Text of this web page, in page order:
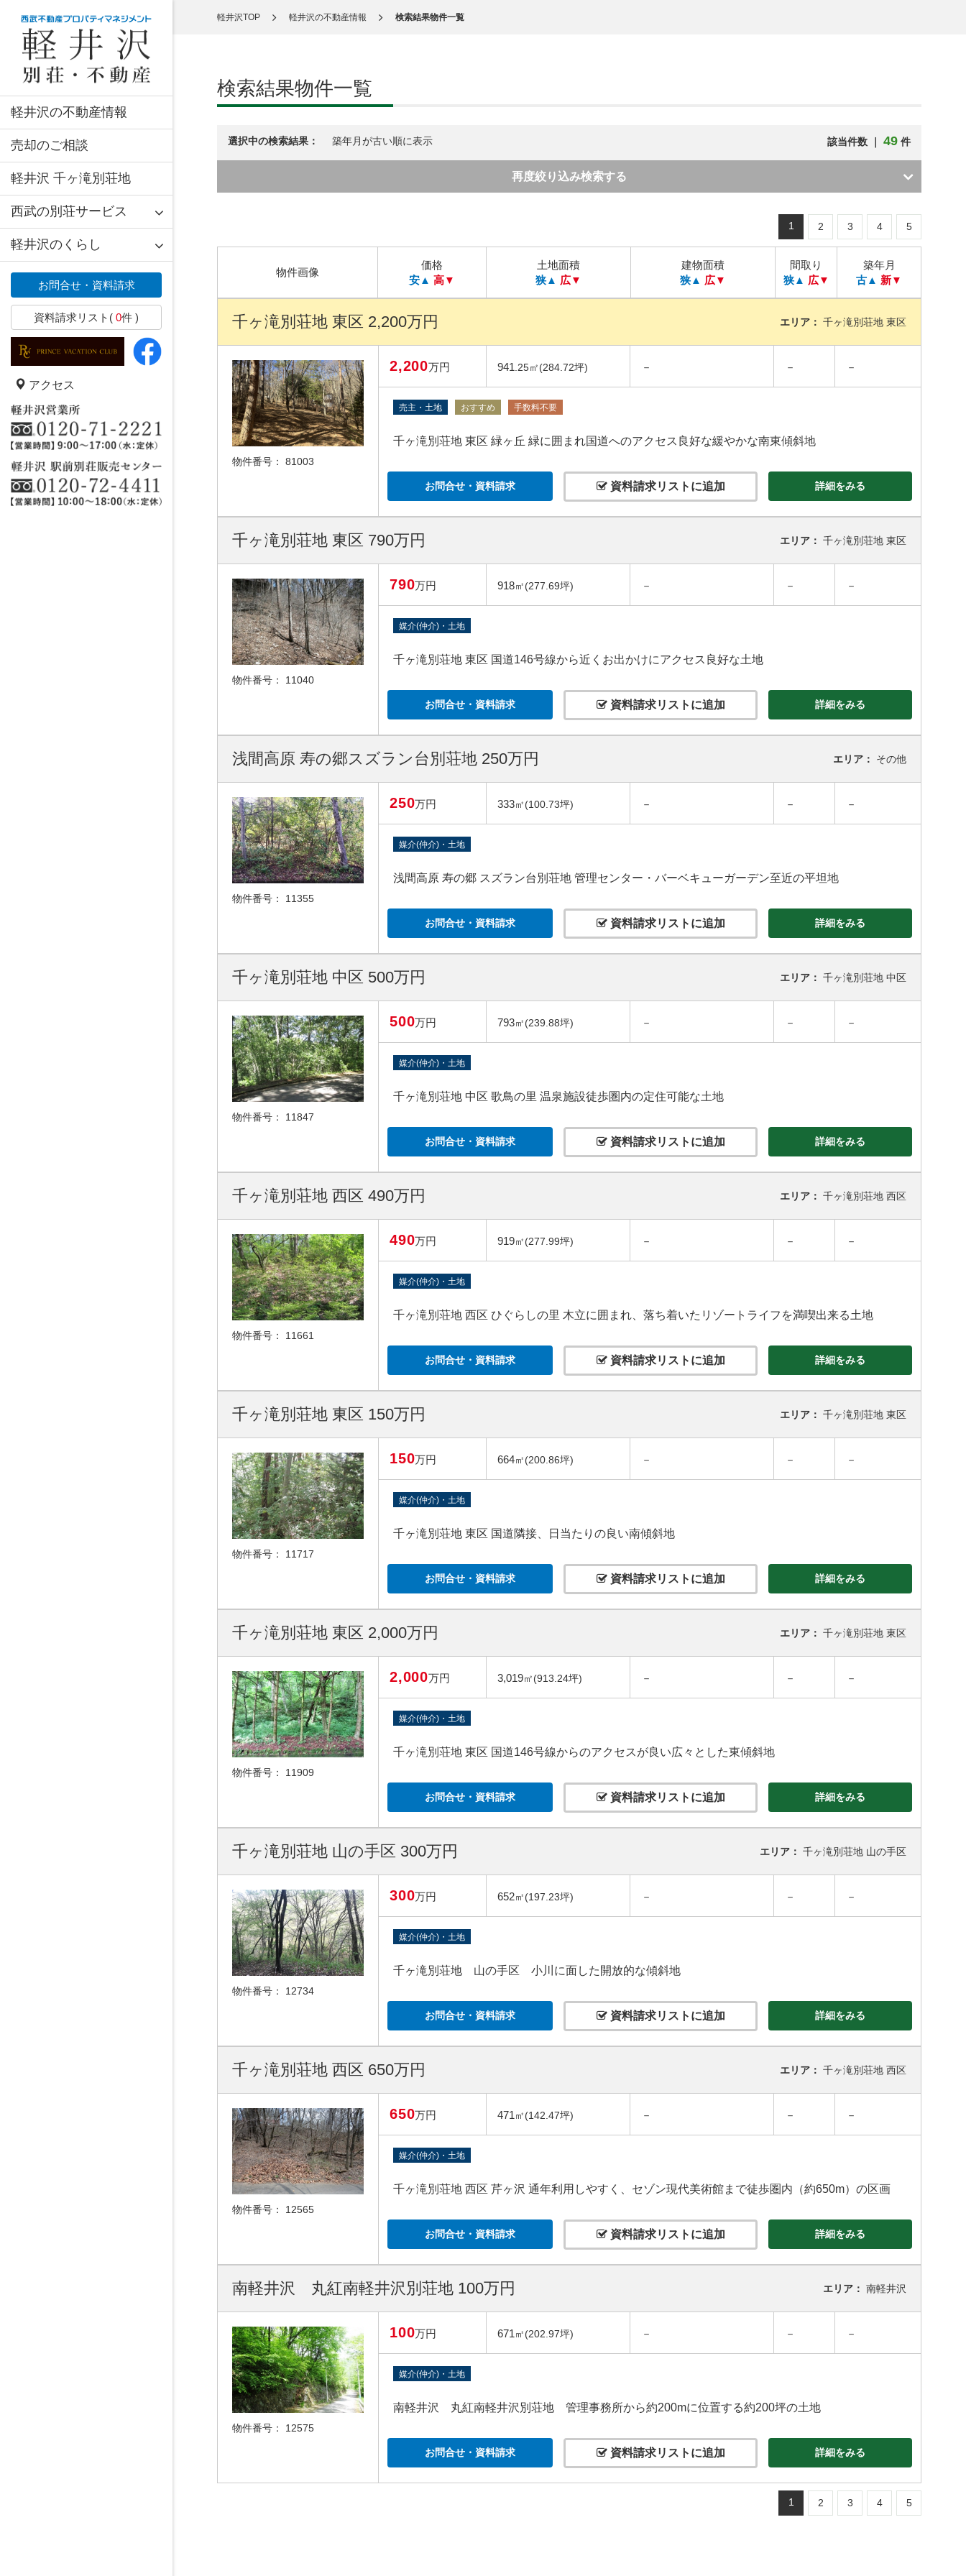
軽井沢の不動産情報
売却のご相談
軽井沢 千ヶ滝別荘地
西武の別荘サービス
軽井沢のくらし
お問合せ・資料請求
資料請求リスト( 0件 )
アクセス
軽井沢TOP 軽井沢の不動産情報 検索結果物件一覧
検索結果物件一覧
選択中の検索結果： 築年月が古い順に表示 該当件数 ｜ 49件
再度絞り込み検索する
1 2 3 4 5
物件画像
価格
安▲ 高▼
土地面積
狭▲ 広▼
建物面積
狭▲ 広▼
間取り
狭▲ 広▼
築年月
古▲ 新▼
千ヶ滝別荘地 東区 2,200万円 エリア： 千ヶ滝別荘地 東区
物件番号： 81003
2,200万円 941 .25㎡(284.72坪) － － －
売主・土地 おすすめ 手数料不要
千ヶ滝別荘地 東区 緑ヶ丘 緑に囲まれ国道へのアクセス良好な緩やかな南東傾斜地
お問合せ・資料請求 資料請求リストに追加 詳細をみる
千ヶ滝別荘地 東区 790万円 エリア： 千ヶ滝別荘地 東区
物件番号： 11040
790万円 918㎡(277.69坪) － － －
媒介(仲介)・土地
千ヶ滝別荘地 東区 国道146号線から近くお出かけにアクセス良好な土地
お問合せ・資料請求 資料請求リストに追加 詳細をみる
浅間高原 寿の郷スズラン台別荘地 250万円 エリア： その他
物件番号： 11355
250万円 333㎡(100.73坪) － － －
媒介(仲介)・土地
浅間高原 寿の郷 スズラン台別荘地 管理センター・バーベキューガーデン至近の平坦地
お問合せ・資料請求 資料請求リストに追加 詳細をみる
千ヶ滝別荘地 中区 500万円 エリア： 千ヶ滝別荘地 中区
物件番号： 11847
500万円 793㎡(239.88坪) － － －
媒介(仲介)・土地
千ヶ滝別荘地 中区 歌鳥の里 温泉施設徒歩圏内の定住可能な土地
お問合せ・資料請求 資料請求リストに追加 詳細をみる
千ヶ滝別荘地 西区 490万円 エリア： 千ヶ滝別荘地 西区
物件番号： 11661
490万円 919㎡(277.99坪) － － －
媒介(仲介)・土地
千ヶ滝別荘地 西区 ひぐらしの里 木立に囲まれ、落ち着いたリゾートライフを満喫出来る土地
お問合せ・資料請求 資料請求リストに追加 詳細をみる
千ヶ滝別荘地 東区 150万円 エリア： 千ヶ滝別荘地 東区
物件番号： 11717
150万円 664㎡(200.86坪) － － －
媒介(仲介)・土地
千ヶ滝別荘地 東区 国道隣接、日当たりの良い南傾斜地
お問合せ・資料請求 資料請求リストに追加 詳細をみる
千ヶ滝別荘地 東区 2,000万円 エリア： 千ヶ滝別荘地 東区
物件番号： 11909
2,000万円 3,019㎡(913.24坪) － － －
媒介(仲介)・土地
千ヶ滝別荘地 東区 国道146号線からのアクセスが良い広々とした東傾斜地
お問合せ・資料請求 資料請求リストに追加 詳細をみる
千ヶ滝別荘地 山の手区 300万円 エリア： 千ヶ滝別荘地 山の手区
物件番号： 12734
300万円 652㎡(197.23坪) － － －
媒介(仲介)・土地
千ヶ滝別荘地 山の手区 小川に面した開放的な傾斜地
お問合せ・資料請求 資料請求リストに追加 詳細をみる
千ヶ滝別荘地 西区 650万円 エリア： 千ヶ滝別荘地 西区
物件番号： 12565
650万円 471㎡(142.47坪) － － －
媒介(仲介)・土地
千ヶ滝別荘地 西区 芹ヶ沢 通年利用しやすく、セゾン現代美術館まで徒歩圏内（約650m）の区画
お問合せ・資料請求 資料請求リストに追加 詳細をみる
南軽井沢 丸紅南軽井沢別荘地 100万円 エリア： 南軽井沢
物件番号： 12575
100万円 671㎡(202.97坪) － － －
媒介(仲介)・土地
南軽井沢 丸紅南軽井沢別荘地 管理事務所から約200mに位置する約200坪の土地
お問合せ・資料請求 資料請求リストに追加 詳細をみる
1 2 3 4 5